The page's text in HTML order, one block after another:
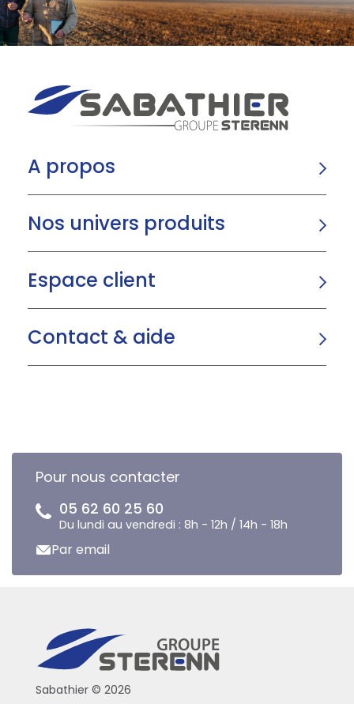
A propos
Nos univers produits
Espace client
Contact & aide
Pour nous contacter
05 62 60 25 60
Du lundi au vendredi : 8h - 12h / 14h - 18h
Par email
Sabathier © 2026